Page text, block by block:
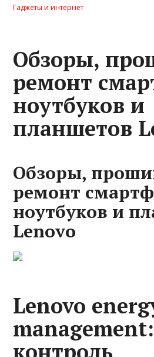
Гаджеты и интернет
Обзоры,
ремонт
ноутбуков и
планшетов
Обзоры,
ремонт
ноутбуков и
Lenovo
Lenovo
management:
контроль